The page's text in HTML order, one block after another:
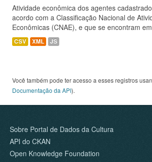
Atividade econômica dos agentes
acordo com a Classificação Nacional de
Econômicas (CNAE), e que se encontram
CSV XML JS
Você também pode ter acesso a esses registros
Documentação da API).
Sobre Portal de Dados da Cultura
API do CKAN
Open Knowledge Foundation